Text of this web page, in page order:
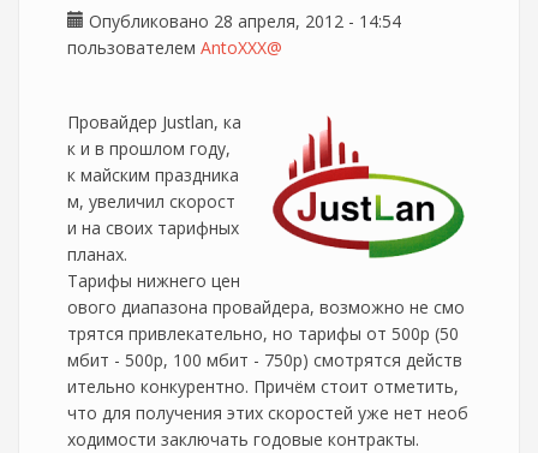
Опубликовано 28 апреля, 2012 - 14:54
пользователем AntoXXX@
Провайдер Justlan, ка
к и в прошлом году,
к майским праздника
м, увеличил скорост
и на своих тарифных
планах.
Тарифы нижнего цен
ового диапазона провайдера, возможно не смо
трятся привлекательно, но тарифы от 500р (50
мбит - 500р, 100 мбит - 750р) смотрятся действ
ительно конкурентно. Причём стоит отметить,
что для получения этих скоростей уже нет необ
ходимости заключать годовые контракты.